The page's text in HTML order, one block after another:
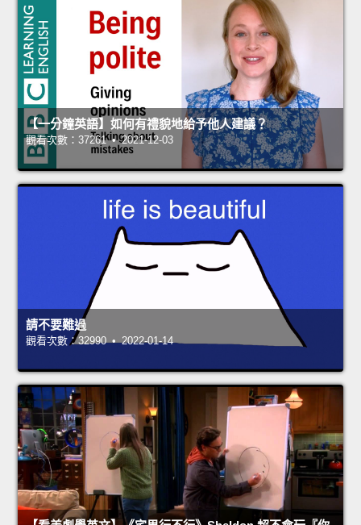
【一分鐘英語】如何有禮貌地給予他人建議？
觀看次數：37261 • 2021-12-03
請不要難過
觀看次數：32990 • 2022-01-14